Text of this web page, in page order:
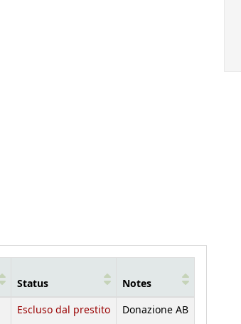
Status Notes
Escluso dal prestito Donazione AB